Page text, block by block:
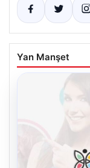
Yan Manşet